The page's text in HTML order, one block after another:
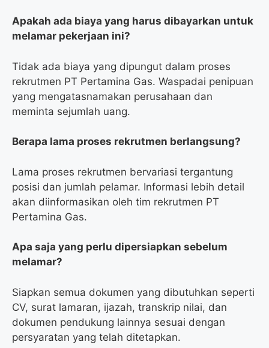
Apakah ada biaya yang harus dibayarkan untuk
melamar pekerjaan ini?
Tidak ada biaya yang dipungut dalam proses
rekrutmen PT Pertamina Gas. Waspadai penipuan
yang mengatasnamakan perusahaan dan
meminta sejumlah uang.
Berapa lama proses rekrutmen berlangsung?
Lama proses rekrutmen bervariasi tergantung
posisi dan jumlah pelamar. Informasi lebih detail
akan diinformasikan oleh tim rekrutmen PT
Pertamina Gas.
Apa saja yang perlu dipersiapkan sebelum
melamar?
Siapkan semua dokumen yang dibutuhkan seperti
CV, surat lamaran, ijazah, transkrip nilai, dan
dokumen pendukung lainnya sesuai dengan
persyaratan yang telah ditetapkan.